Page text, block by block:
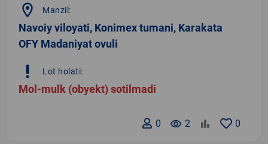
location_on Manzil:
Navoiy viloyati, Konimex tumani, Karakata
OFY Madaniyat ovuli
priority_high Lot holati:
Mol-mulk (obyekt) sotilmadi
0
remove_red_eye 2
0